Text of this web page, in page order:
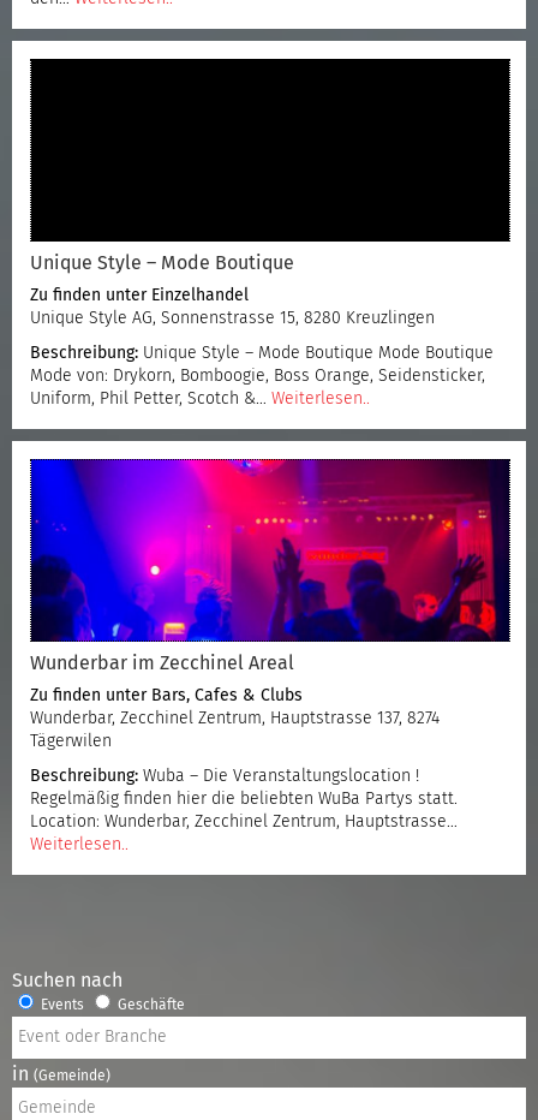
Unique Style – Mode Boutique
Zu finden unter Einzelhandel
Unique Style AG, Sonnenstrasse 15, 8280 Kreuzlingen
Beschreibung: Unique Style – Mode Boutique Mode Boutique
Mode von: Drykorn, Bomboogie, Boss Orange, Seidensticker,
Uniform, Phil Petter, Scotch &… Weiterlesen..
Wunderbar im Zecchinel Areal
Zu finden unter Bars, Cafes & Clubs
Wunderbar, Zecchinel Zentrum, Hauptstrasse 137, 8274
Tägerwilen
Beschreibung: Wuba – Die Veranstaltungslocation !
Regelmäßig finden hier die beliebten WuBa Partys statt.
Location: Wunderbar, Zecchinel Zentrum, Hauptstrasse…
Weiterlesen..
Suchen nach
Events Geschäfte
in (Gemeinde)